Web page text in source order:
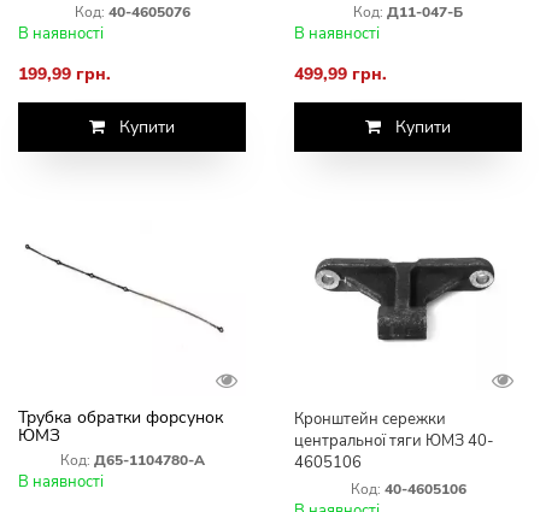
Код: 40-4605076
В наявності
199,99 грн.
Купити
Код: Д11-047-Б
В наявності
499,99 грн.
Купити
Трубка обратки форсунок
ЮМЗ
Код: Д65-1104780-А
В наявності
Кронштейн сережки
центральної тяги ЮМЗ 40-
4605106
Код: 40-4605106